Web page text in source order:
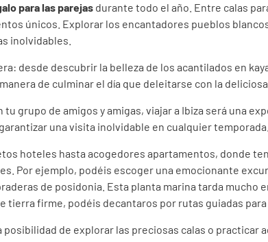
para las parejas durante todo el año. Entre calas
únicos. Explorar los encantadores pueblos
inolvidables.
desde descubrir la belleza de los acantilados en
de culminar el día que deleitarse con la
grupo de amigos y amigas, viajar a Ibiza será una
una visita inolvidable en cualquier temporada.
hoteles hasta acogedores apartamentos, donde
Por ejemplo, podéis escoger una emocionante
de posidonia. Esta planta marina tarda mucho
tierra firme, podéis decantaros por rutas guiadas
de explorar las preciosas calas o practicar